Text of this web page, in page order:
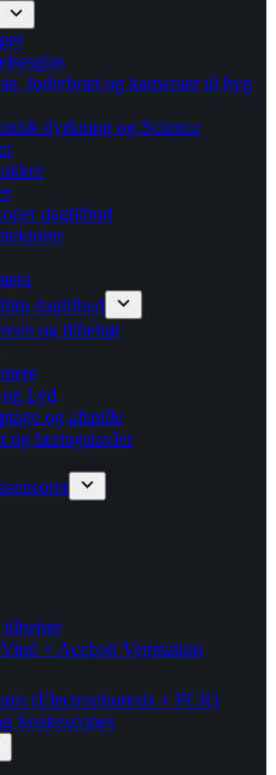
foderbræt og kameraer til byg
dyrkning og Science
dagtilbud
dagtilbud
og tilbehør
og Lyd
og afspille
og læringstavler
+ Acebott Vejrstation
(Electrophoresis + PCR)
Snakescopes